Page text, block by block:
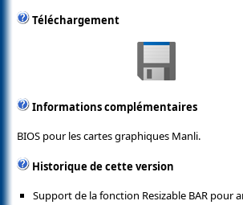
Téléchargement
Informations complémentaires
BIOS pour les cartes graphiques Manli.
Historique de cette version
Support de la fonction Resizable BAR pour